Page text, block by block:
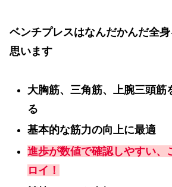
ベンチプレスはなんだかんだ全
思います
大胸筋、三角筋、上腕三頭筋
る
基本的な筋力の向上に最適
進歩が数値で確認しやすい、
ロイ！